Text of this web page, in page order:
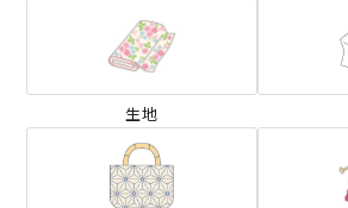
生地